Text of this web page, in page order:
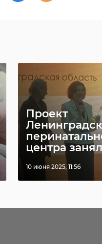
Проект
центра
10 июня 2025, 11:56